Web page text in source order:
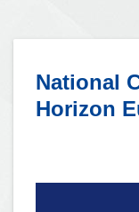
National
Horizon